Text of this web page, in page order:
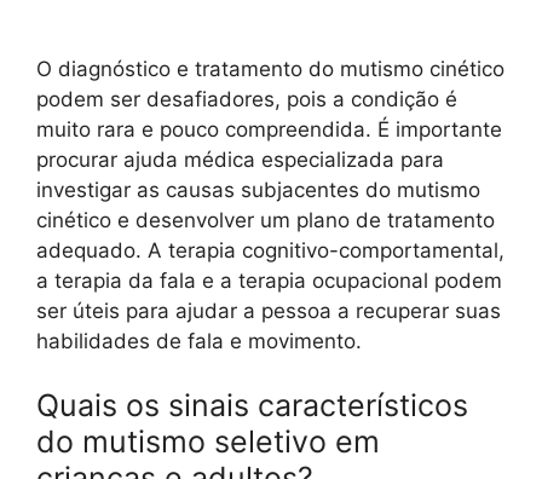
O diagnóstico e tratamento do mutismo cinético
podem ser desafiadores, pois a condição é
muito rara e pouco compreendida. É importante
procurar ajuda médica especializada para
investigar as causas subjacentes do mutismo
cinético e desenvolver um plano de tratamento
adequado. A terapia cognitivo-comportamental,
a terapia da fala e a terapia ocupacional podem
ser úteis para ajudar a pessoa a recuperar suas
habilidades de fala e movimento.
Quais os sinais característicos
do mutismo seletivo em